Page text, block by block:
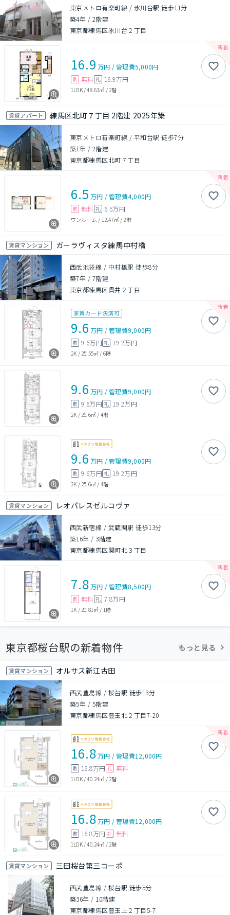
東京メトロ有楽町線 / 氷川台駅 徒歩11分
築4年 / 2階建
東京都練馬区氷川台２丁目
16.9 万円 /管理費5,000円
敷 無料 礼 16.9万円
1LDK/48.63㎡ / 2階
賃貸アパート 練馬区北町７丁目 2階建 2025年築
東京メトロ有楽町線 / 平和台駅 徒歩7分
築1年 / 2階建
東京都練馬区北町７丁目
6.5 万円 /管理費4,000円
敷 無料 礼 6.5万円
ワンルーム / 12.47㎡/ 2階
賃貸マンション ガーラヴィスタ練馬中村橋
西武池袋線 / 中村橋駅 徒歩8分
築7年 / 7階建
東京都練馬区貫井２丁目
家賃カード決済可
9.6 万円 /管理費9,000円
敷 9.6万円礼 19.2万円
2K /25.55㎡ / 6階
9.6 万円 /管理費9,000円
敷 9.6万円礼 19.2万円
2K / 25.6㎡ / 4階
9.6 万円 /管理費9,000円
敷 9.6万円礼 19.2万円
2K /25.6㎡ / 4階
賃貸マンション レオパレスゼルコヴァ
西武新宿線 / 武蔵関駅 徒歩13分
築16年 / 3階建
東京都練馬区関町北３丁目
7.8万円 /管理費8,500円
敷 無料 礼 7.8万円
1K / 20.81㎡ / 1階
東京都桜台駅の新着物件 もっと見る
賃貸マンション オルサス新江古田
西武豊島線 / 桜台駅 徒歩13分
築5年 / 5階建
東京都練馬区豊玉北２丁目7-20
16.8万円 /管理費12,000円
敷 16.8万円 礼 無料
1LDK/40.24㎡ /2階
16.8万円 /管理費12,000円
敷 16.8万円 礼 無料
1LDK/40.24㎡ /2階
賃貸マンション 三田桜台第三コーポ
西武豊島線 / 桜台駅 徒歩5分
築36年 / 10階建
東京都練馬区豊玉上２丁目5-7